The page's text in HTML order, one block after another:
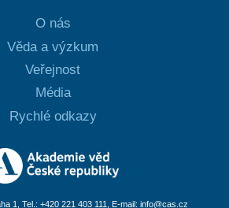
O nás
Věda a výzkum
Veřejnost
Média
Rychlé odkazy
1, Tel.: +420 221 403 111, E-mail: info@cas.cz